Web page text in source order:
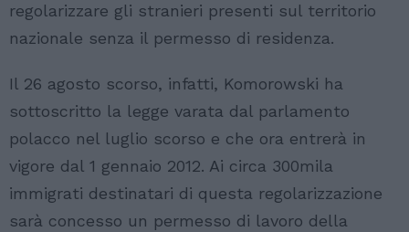
regolarizzare gli stranieri presenti sul territorio
nazionale senza il permesso di residenza.
Il 26 agosto scorso, infatti, Komorowski ha
sottoscritto la legge varata dal parlamento
polacco nel luglio scorso e che ora entrerà in
vigore dal 1 gennaio 2012. Ai circa 300mila
immigrati destinatari di questa regolarizzazione
sarà concesso un permesso di lavoro della